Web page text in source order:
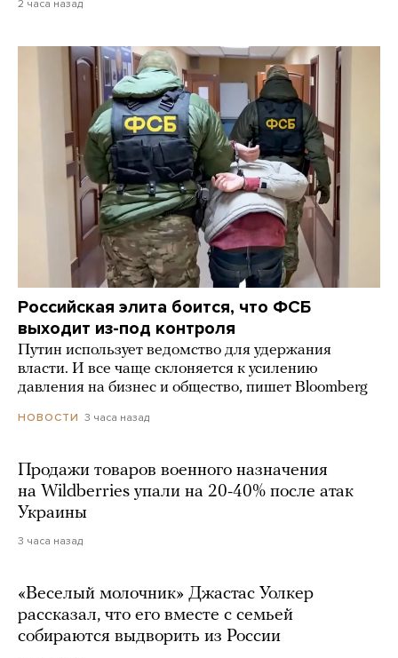
2 часа назад
Российская элита боится, что ФСБ
выходит из-под контроля
Путин использует ведомство для удержания
власти. И все чаще склоняется к усилению
давления на бизнес и общество, пишет Bloomberg
НОВОСТИ 3 часа назад
Продажи товаров военного назначения
на Wildberries упали на 20-40% после атак
Украины
3 часа назад
«Веселый молочник» Джастас Уолкер
рассказал, что его вместе с семьей
собираются выдворить из России